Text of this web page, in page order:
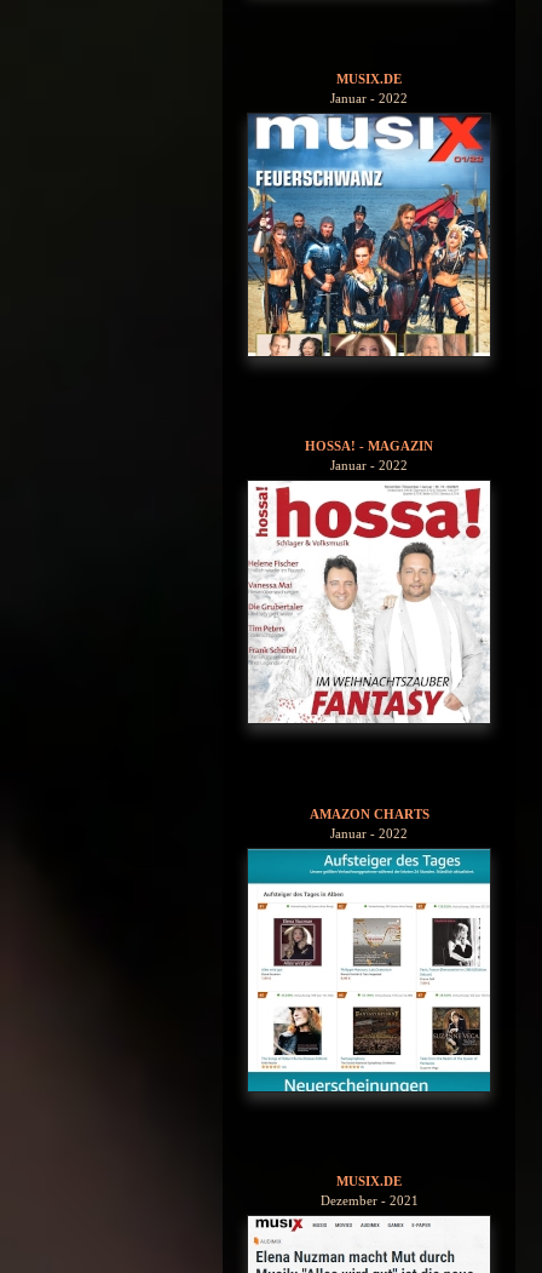
MUSIX.DE
Januar - 2022
HOSSA! - MAGAZIN
Januar - 2022
AMAZON CHARTS
Januar - 2022
MUSIX.DE
Dezember - 2021